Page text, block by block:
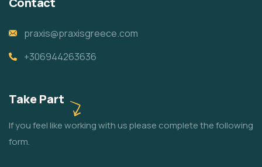
praxis@praxisgreece.com
+306944263636
Take Part
If you feel like working with us please complete the following
form.